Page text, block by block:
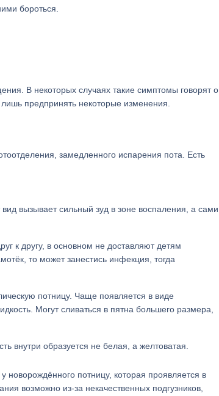
бороться.
В некоторых случаях такие симптомы говорят о
предпринять некоторые изменения.
замедленного испарения пота. Есть
вызывает сильный зуд в зоне воспаления, а сами
к другу, в основном не доставляют детям
то может занестись инфекция, тогда
потницу. Чаще появляется в виде
Могут сливаться в пятна большего размера,
внутри образуется не белая, а желтоватая.
новорождённого потницу, которая проявляется в
возможно из-за некачественных подгузников,